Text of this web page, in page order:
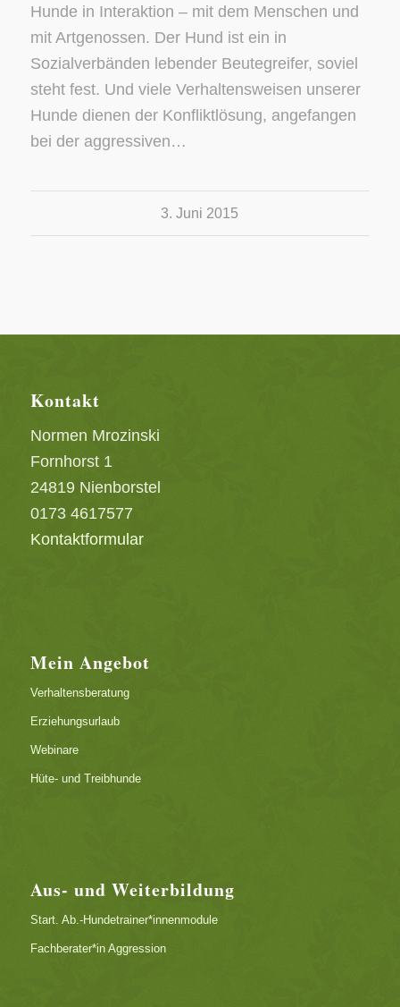
Hunde in Interaktion – mit dem Menschen und
mit Artgenossen. Der Hund ist ein in
Sozialverbänden lebender Beutegreifer, soviel
steht fest. Und viele Verhaltensweisen unserer
Hunde dienen der Konfliktlösung, angefangen
bei der aggressiven…
3. Juni 2015
Kontakt
Normen Mrozinski
Fornhorst 1
24819 Nienborstel
0173 4617577
Kontaktformular
Mein Angebot
Verhaltensberatung
Erziehungsurlaub
Webinare
Hüte- und Treibhunde
Aus- und Weiterbildung
Start. Ab.-Hundetrainer*innenmodule
Fachberater*in Aggression